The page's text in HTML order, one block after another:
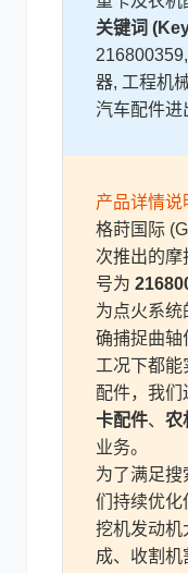
尼桑
关键词
器, 工程机
汽车配件进
产品详情说
格莳国际
次推出的
号为
为点火系
确捕捉曲轴
工况下都能
配件，我们
卡配件、 农
业务。
为了满足
们持续优化
挖机发动机
成、收割